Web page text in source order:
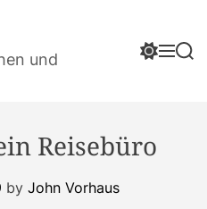
und
S
h
c
M S
Reisebüro
by John Vorhaus